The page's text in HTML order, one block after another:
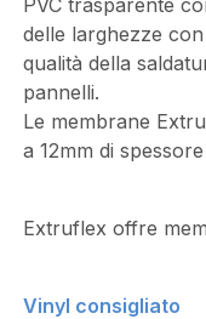
delle larghezze
qualità della
pannelli.
Le membrane
a 12mm di
Extruflex offre
Vinyl consigliato